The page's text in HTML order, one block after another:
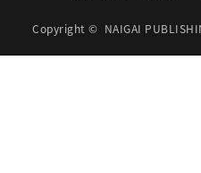
Copyright © NAIGAI